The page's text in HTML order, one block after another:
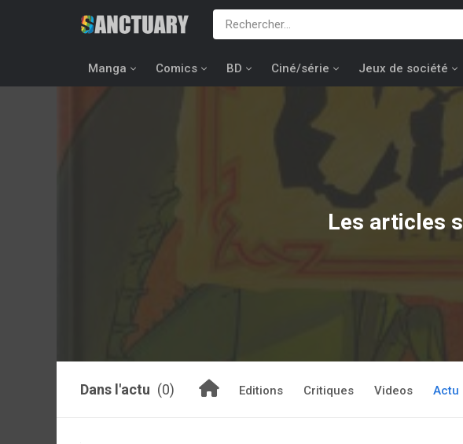
Manga Comics BD Ciné/série Jeux de société
Les articles
Dans l'actu (0) Editions Critiques Videos Actu